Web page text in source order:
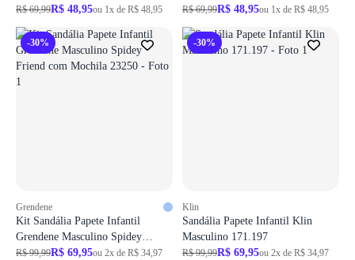
R$ 69,99R$ 48,95ou 1x de R$ 48,95 R$ 69,99R$ 48,95ou 1x de R$ 48,95
-30%
Grendene
Kit Sandália Papete Infantil
Grendene Masculino Spidey
Friend com Mochila 23250
R$ 99,99R$ 69,95ou 2x de R$ 34,97
-30%
Klin
Sandália Papete Infantil Klin
Masculino 171.197
R$ 99,99R$ 69,95ou 2x de R$ 34,97